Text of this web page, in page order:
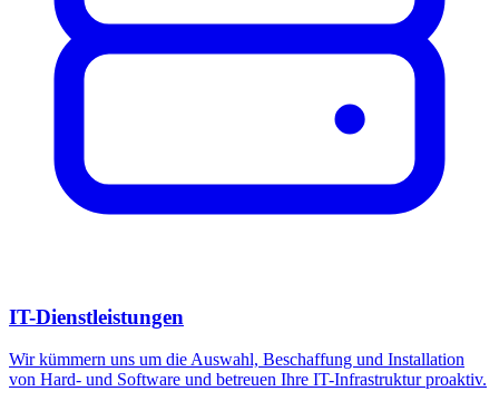
IT-Dienstleistungen
Wir kümmern uns um die Auswahl, Beschaffung und Installation
von Hard- und Software und betreuen Ihre IT-Infrastruktur proaktiv.